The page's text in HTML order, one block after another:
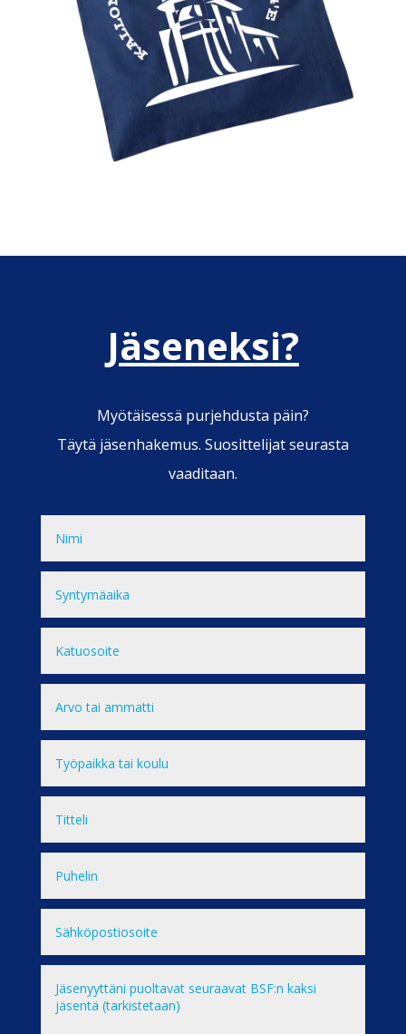
Jäseneksi?
Myötäisessä purjehdusta päin?
Täytä jäsenhakemus. Suosittelijat seurasta
vaaditaan.